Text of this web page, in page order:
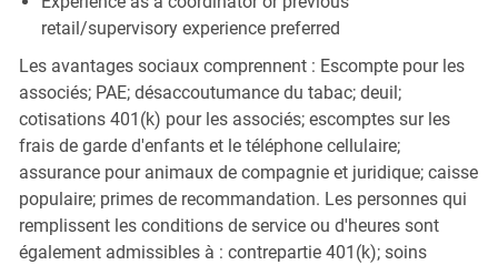
retail/supervisory experience preferred
Les avantages sociaux comprennent : Escompte pour les
associés; PAE; désaccoutumance du tabac; deuil;
cotisations 401(k) pour les associés; escomptes sur les
frais de garde d'enfants et le téléphone cellulaire;
assurance pour animaux de compagnie et juridique; caisse
populaire; primes de recommandation. Les personnes qui
remplissent les conditions de service ou d'heures sont
également admissibles à : contrepartie 401(k); soins